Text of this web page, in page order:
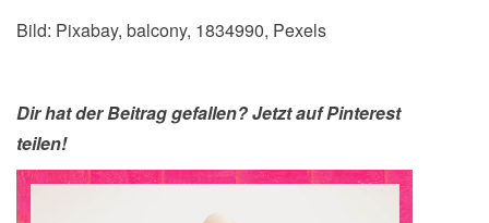
Bild: Pixabay, balcony, 1834990, Pexels
Dir hat der Beitrag gefallen? Jetzt auf Pinterest
teilen!